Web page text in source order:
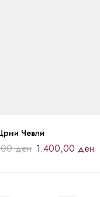
Чевли
ден 1.400,00 ден